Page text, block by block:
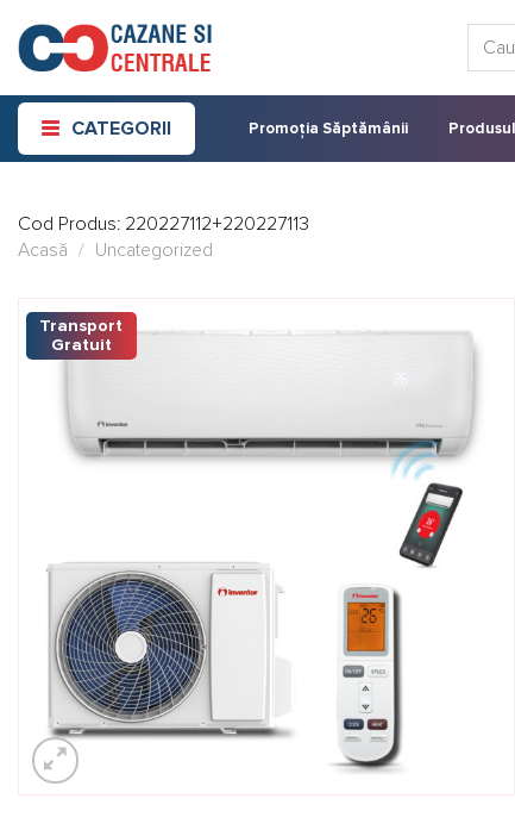
content
CATEGORII Promoția Săptămânii
Cod Produs: 220227112+220227113
Acasă
/ Uncategorized
Transport
Gratuit